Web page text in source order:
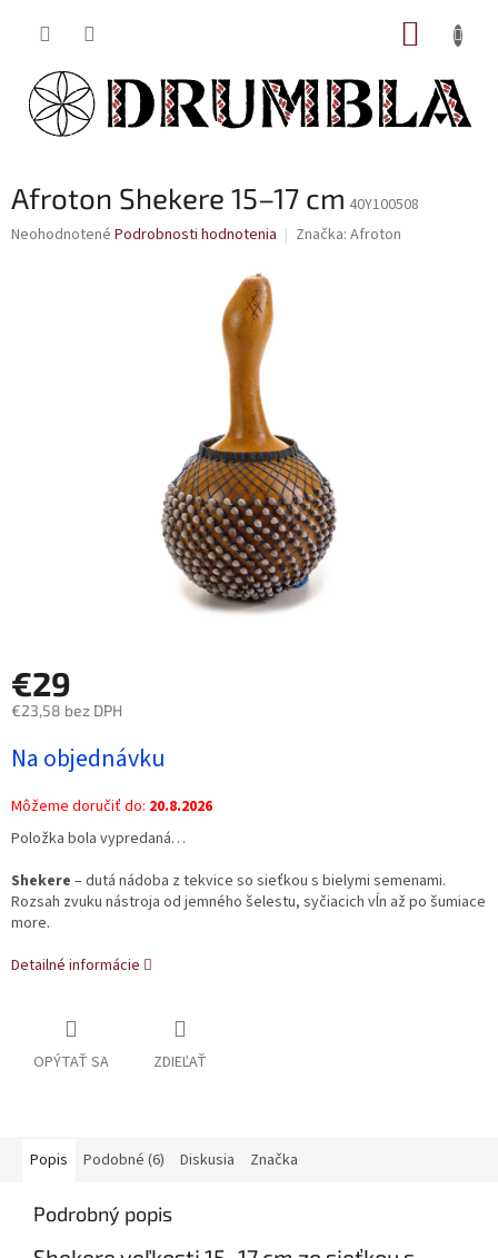
Afroton Shekere 15–17 cm 40Y100508
Priemerné
Neohodnotené Podrobnosti hodnotenia Značka: Afroton
€29
€23,58 bez DPH
cena:
Na objednávku
Môžeme doručiť do: 20.8.2026
Položka bola vypredaná…
Shekere – dutá nádoba z tekvice so sieťkou s bielymi semenami.
Rozsah zvuku nástroja od jemného šelestu, syčiacich vĺn až po šumiace
more.
Detailné informácie
OPÝTAŤ SA ZDIEĽAŤ
Popis Podobné (6) Diskusia Značka
Podrobný popis